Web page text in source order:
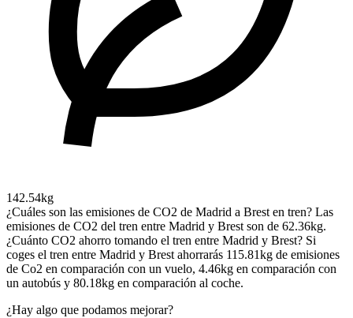
142.54kg
¿Cuáles son las emisiones de CO2 de Madrid a Brest en tren? Las
emisiones de CO2 del tren entre Madrid y Brest son de 62.36kg.
¿Cuánto CO2 ahorro tomando el tren entre Madrid y Brest? Si
coges el tren entre Madrid y Brest ahorrarás 115.81kg de emisiones
de Co2 en comparación con un vuelo, 4.46kg en comparación con
un autobús y 80.18kg en comparación al coche.
¿Hay algo que podamos mejorar?